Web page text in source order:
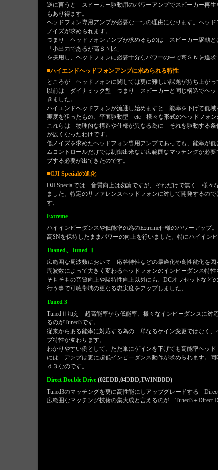
逆に言うと スピーカー駆動用のパワーアンプでスピーカー再
もあり得ます。
ヘッドフォン専用アンプが必要な一つの理由になります。ヘ
ノイズが求められます。
つまり ヘッドフォンアンプが求めるものは スピーカー駆動と
「小出力であるが高ＳＮ比」
を採用し、ヘッドフォンに必要十分なパワーの中で高ＳＮを追
■ハイエンドヘッドフォンアンプに求められる特性
ところが ヘッドフォンに関しては更に難しい課題が持ち上がっ
以前は ダイナミック型 つまり スピーカーと同じ構造でヘッ
きました。
ハイエンドヘッドフォンが流通し始めますと 能率を下げて低
実度を狙ったもの、平面駆動型 etc 様々な形式のヘッドフォン
これらは 物理的な構造や仕様が異なる為に それを駆動する条
が広くなったわけです。
低ノイズを求めたヘッドフォン専用アンプであっても、能率
ムコントロールだけでは制御出来ない広範囲なマッチングが必
ブする必要が出てきたのです。
■OJI Specialの進化
OJI Specialでは 音質向上は勿論ですが、それだけで無く 様々
ました。特定のリファレンスヘッドフォンに対して開発するの
す。
Extreme
ハイインピーダンスや低能率の為のExtreme仕様のパワーアップ。
高SNを保持したままパワーの向上を行いました。特にハイイン
Tuaned、Tuned Ⅱ
広範囲な周波数において 応答特性などの最適化や高性能化を図
周波数によって大きく変わるヘッドフォンのインピーダンス特性
そもそもの音質向上や諸特性向上以外にも、DCオフセットなど
行う事で可聴帯域の更なる忠実度をアップしました。
Tuned 3
TunedⅡ加え 超高能率から低能率、様々なインピーダンスに対
るのがTuned3です。
従来からある能率に対応する為の 単なるゲイン変更ではなく
ブ特性が変わります。
わかりやすい例として、ただ単にゲインを下げても高能率ヘッ
には アンプは更に超低インピーダンス動作が求められます。
ｄ３なのです。
Direct Double Drive(02DDD,04DDD,TWINDDD)
Tuned3のマッチングを更に高性能にしアップグレードする
広範囲なマッチング技術の集大成と言えるのが Tuned3＋Direct